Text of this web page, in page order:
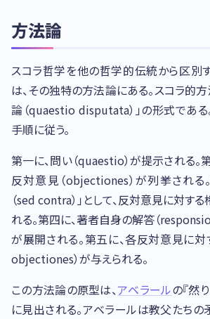
方法論
スコラ哲学を他の哲学的伝統から区別
は、その独特の方法論にある。スコラ的
論（quaestio disputata）」の形式であ
手順に従う。
第一に、問い（quaestio）が提示される。
反対意見（objectiones）が列挙される
（sed contra）」として、反対意見に対す
れる。第四に、著者自身の解答（
が展開される。第五に、各反対意見に対
objectiones）が与えられる。
この方法論の原型は、アベラールの『然
に見出される。アベラールは教父たち